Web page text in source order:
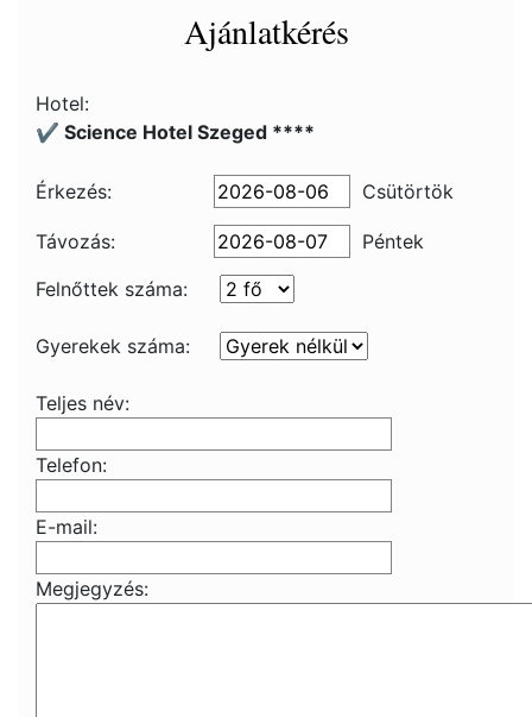
Ajánlatkérés
Hotel:
✔️ Science Hotel Szeged ****
Érkezés: Csütörtök
Távozás:
Péntek
Felnőttek száma:
Gyerekek száma:
Teljes név:
Telefon:
E-mail:
Megjegyzés: